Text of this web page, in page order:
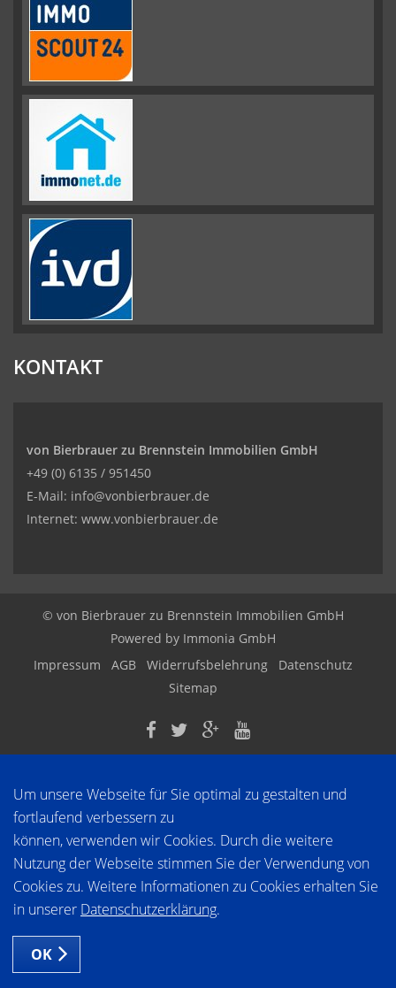
Um unsere Webseite für Sie optimal zu gestalten und
fortlaufend verbessern zu
können, verwenden wir Cookies. Durch die weitere
Nutzung der Webseite stimmen Sie der Verwendung von
Cookies zu. Weitere Informationen zu Cookies erhalten Sie
in unserer Datenschutzerklärung.
OK
KONTAKT
von Bierbrauer zu Brennstein Immobilien GmbH
+49 (0) 6135 / 951450
E-Mail: info@vonbierbrauer.de
Internet: www.vonbierbrauer.de
© von Bierbrauer zu Brennstein Immobilien GmbH
Powered by Immonia GmbH
Impressum
AGB Widerrufsbelehrung
Datenschutz
Sitemap